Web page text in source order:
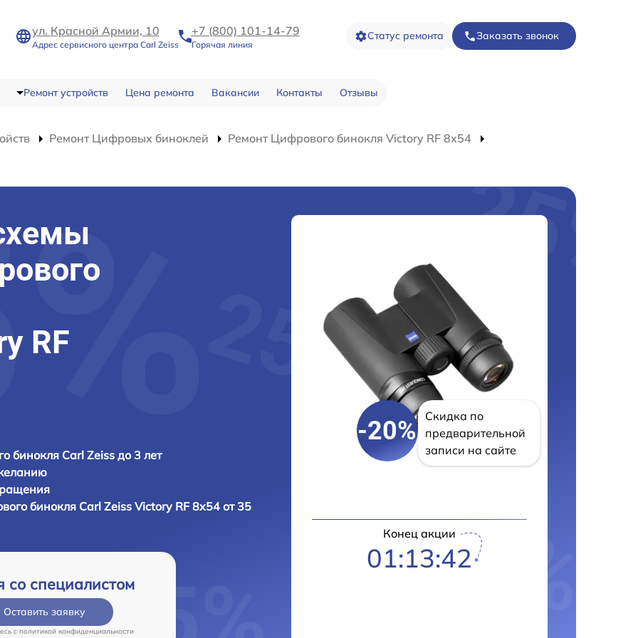
ул. Красной Армии, 10
Адрес сервисного центра Carl Zeiss
+7 (800) 101-14-79
Горячая линия
Статус ремонта Заказать звонок
Ремонт устройств Цена ремонта Вакансии Контакты Отзывы
Ремонт Цифровых биноклей Ремонт Цифрового бинокля Victory RF 8x54
RF
бинокля Carl Zeiss до 3 лет
бинокля Carl Zeiss Victory RF 8x54 от 35
со специалистом
Оставить заявку
c политикой конфиденциальности
-20%
Скидка по
предварительной
записи на сайте
Конец акции
01:13:41